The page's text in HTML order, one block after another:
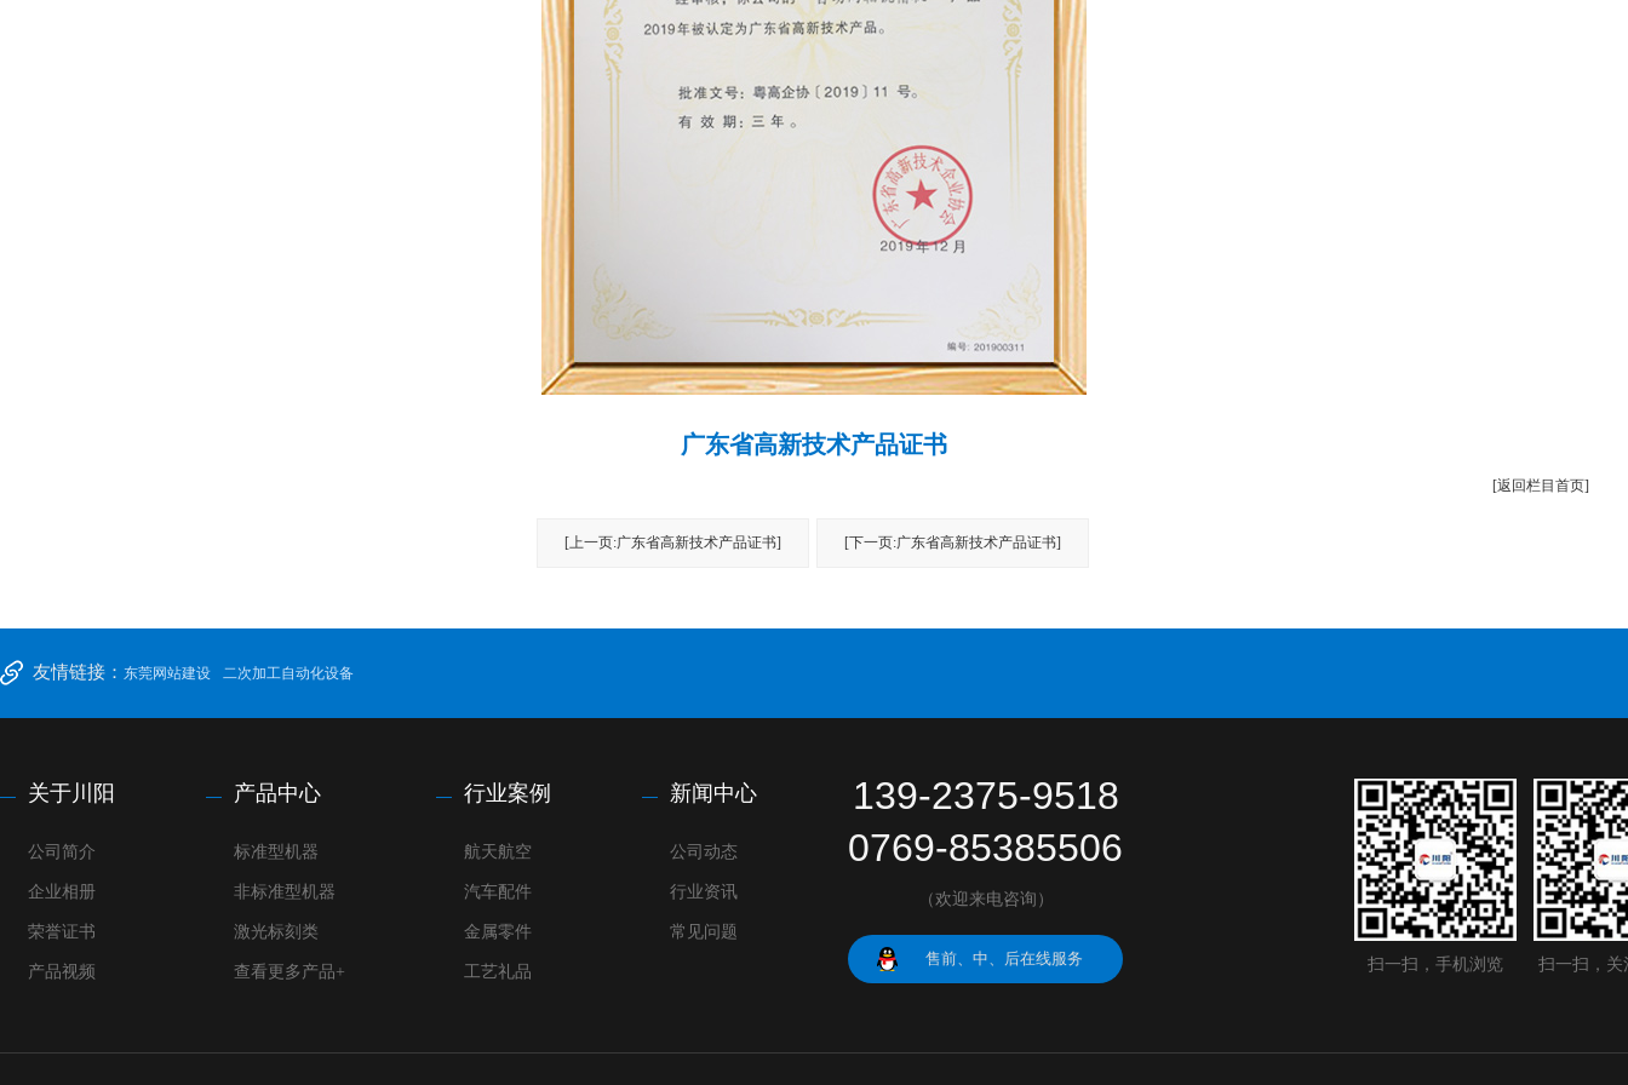
广东省高新技术产品证书
[返回栏目首页]
[上一页:广东省高新技术产品证书] [下一页:广东省高新技术产品证书]
友情链接： 东莞网站建设 二次加工自动化设备
关于川阳
公司简介
企业相册
荣誉证书
产品视频
产品中心
标准型机器
非标准型机器
激光标刻类
查看更多产品+
行业案例
航天航空
汽车配件
金属零件
工艺礼品
新闻中心
公司动态
行业资讯
常见问题
139-2375-9518
0769-85385506
（欢迎来电咨询）
售前、中、后在线服务 扫一扫，手机浏览 扫一扫，关